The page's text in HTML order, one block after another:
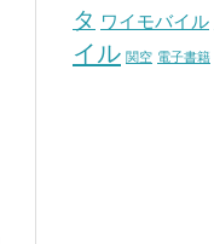
タ ワイモバイル
イル 関空 電子書籍